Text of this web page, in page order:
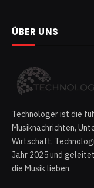
ÜBER UNS
Technologer ist die
Musiknachrichten,
Wirtschaft,
Jahr 2025 und
die Musik lieben.